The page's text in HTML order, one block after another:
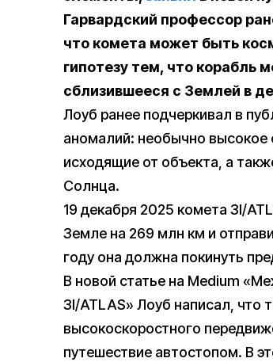
Гарвардский профессор
что комета может быть
гипотезу тем, что корабль
сблизившееся с Землей в
Лоуб ранее подчеркивал в
аномалий: необычно высокое
исходящие от объекта, а
Солнца.
19 декабря 2025 комета 3I/
Земле на 269 млн км и
году она должна покинуть
В новой статье на Medium
3I/ATLAS» Лоуб написал, что
высокоскоростного
путешествие автостопом. В